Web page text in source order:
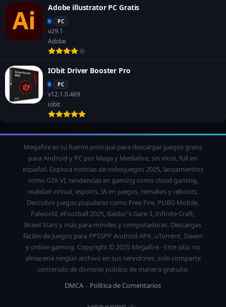
Adobe illustrator PC Gratis
PC
v29.1
Adobe
IObit Driver Booster Pro
PC
v12.1.0.469
iobit
Megafire es tu fuente principal para descargar juegos gratis
para Android y PC por Mega y Mediafire, sin virus, full en
español. Explora noticias de videojuegos 2025, lanzamientos
como GTA VI, tendencias en gaming como cloud gaming,
realidad virtual, esports, IA en juegos, remakes y reboots.
Descubre juegos populares como Free Fire, PUBG Mobile,
Palworld, eFootball 2025, Baldur's Gate 3, Infinite Craft,
Brawl Stars y más para móviles y computadoras. Descargas
fáciles de juegos para PPSSPP Android APK, uTorrent, Steam
y online gaming. Copyright © 2025 Megafire - Este sitio no
almacena ningún archivo en sus servidores, solo comparte
contenido de dominio público de manera gratuita.
DMCA
Política de Comentarios